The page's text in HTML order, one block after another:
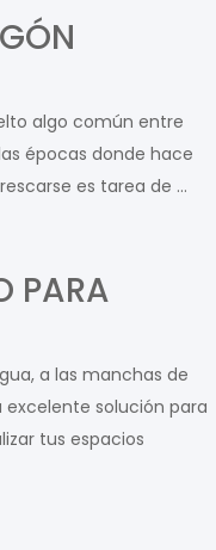
algo común entre
épocas donde hace
es tarea de …
PARA
a las manchas de
excelente solución para
tus espacios